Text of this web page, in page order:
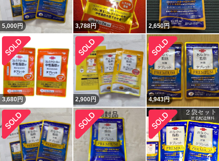
5,000円 3,788円 2,650円
3,680 円 2,900円 4,943円